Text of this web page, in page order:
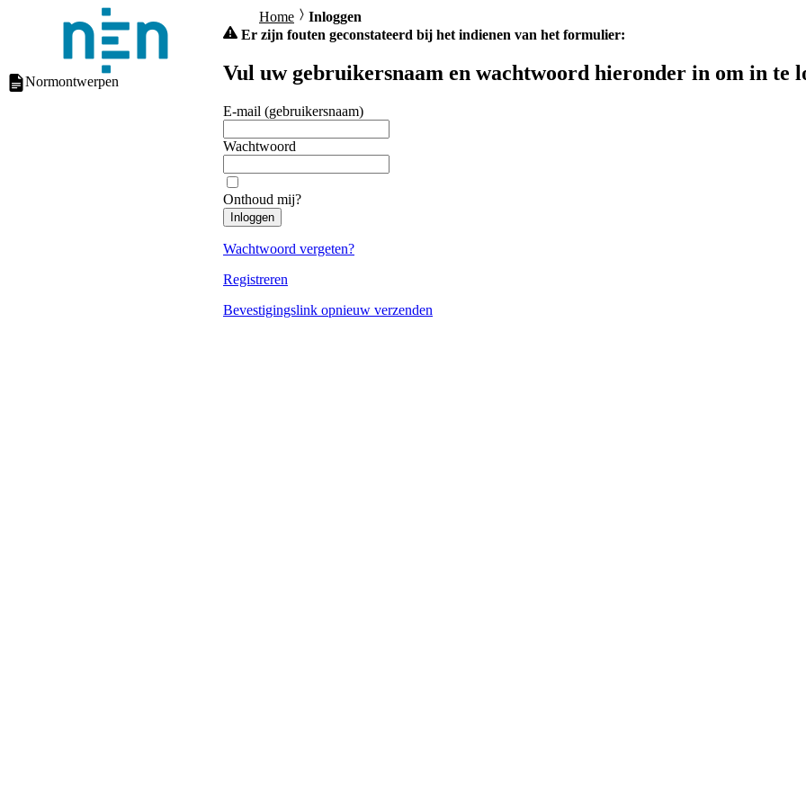
Normontwerpen
Home
Inloggen
Er zijn fouten geconstateerd bij het indienen van het formulier:
Vul uw gebruikersnaam en wachtwoord hieronder in om in te
E-mail (gebruikersnaam)
Wachtwoord
Onthoud mij?
Inloggen
Wachtwoord vergeten?
Registreren
Bevestigingslink opnieuw verzenden